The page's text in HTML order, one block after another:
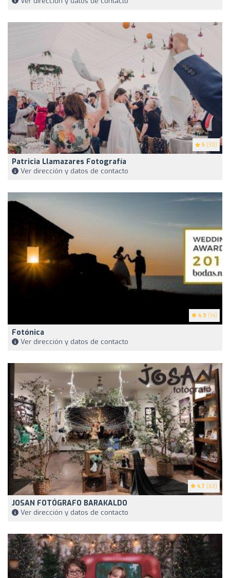
5 (30)
Patricia Llamazares Fotografía
Ver dirección y datos de contacto
4.9 (14)
Fotónica
Ver dirección y datos de contacto
4.7 (63)
JOSAN FOTÓGRAFO BARAKALDO
Ver dirección y datos de contacto